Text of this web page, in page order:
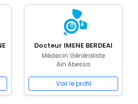
Docteur IMENE BERDEAI
Médecin Généraliste
Ain Abessa
Voir le profil